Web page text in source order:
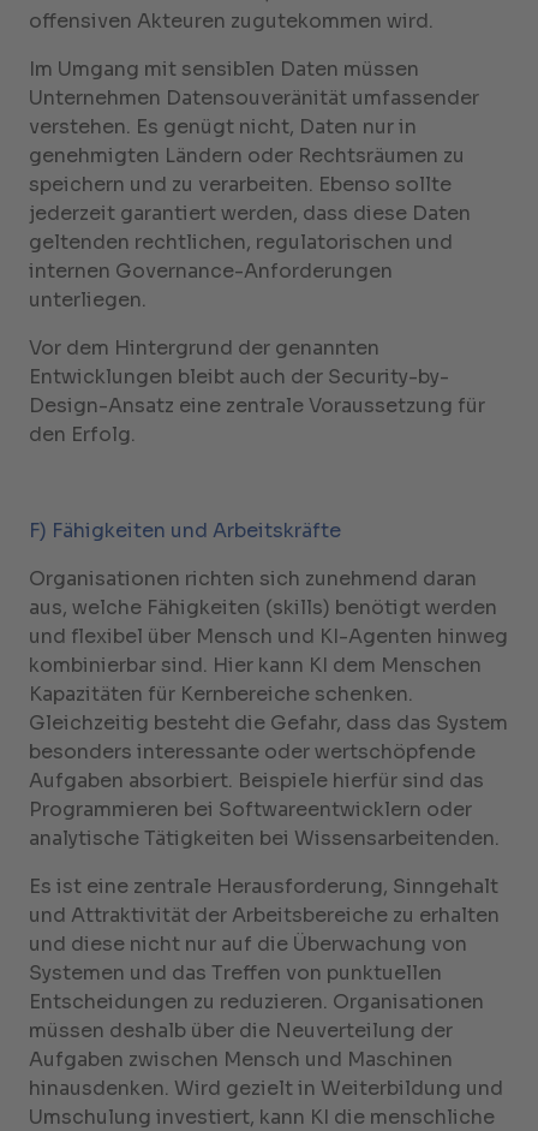
offensiven Akteuren zugutekommen wird.
Im Umgang mit sensiblen Daten müssen
Unternehmen Datensouveränität umfassender
verstehen. Es genügt nicht, Daten nur in
genehmigten Ländern oder Rechtsräumen zu
speichern und zu verarbeiten. Ebenso sollte
jederzeit garantiert werden, dass diese Daten
geltenden rechtlichen, regulatorischen und
internen Governance-Anforderungen
unterliegen.
Vor dem Hintergrund der genannten
Entwicklungen bleibt auch der Security-by-
Design-Ansatz eine zentrale Voraussetzung für
den Erfolg.
F) Fähigkeiten und Arbeitskräfte
Organisationen richten sich zunehmend daran
aus, welche Fähigkeiten (skills) benötigt werden
und flexibel über Mensch und KI-Agenten hinweg
kombinierbar sind. Hier kann KI dem Menschen
Kapazitäten für Kernbereiche schenken.
Gleichzeitig besteht die Gefahr, dass das System
besonders interessante oder wertschöpfende
Aufgaben absorbiert. Beispiele hierfür sind das
Programmieren bei Softwareentwicklern oder
analytische Tätigkeiten bei Wissensarbeitenden.
Es ist eine zentrale Herausforderung, Sinngehalt
und Attraktivität der Arbeitsbereiche zu erhalten
und diese nicht nur auf die Überwachung von
Systemen und das Treffen von punktuellen
Entscheidungen zu reduzieren. Organisationen
müssen deshalb über die Neuverteilung der
Aufgaben zwischen Mensch und Maschinen
hinausdenken. Wird gezielt in Weiterbildung und
Umschulung investiert, kann KI die menschliche